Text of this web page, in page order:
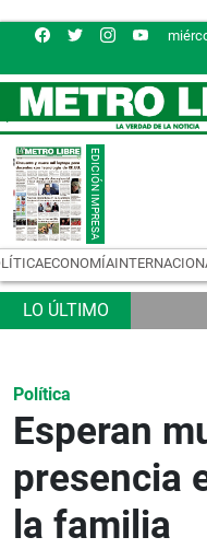
ECONOMÍA
Política
Esperan
presencia
la familia